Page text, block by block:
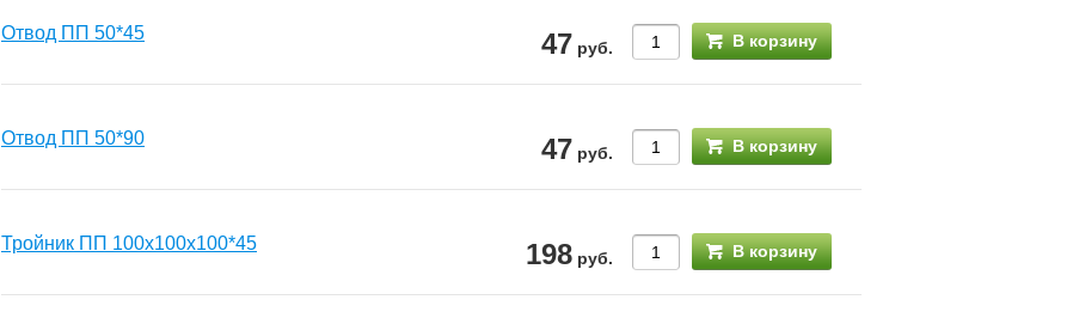
Отвод ПП 50*45 47 руб. В корзину
Отвод ПП 50*90 47 руб. В корзину
Тройник ПП 100х100х100*45 198 руб. В корзину